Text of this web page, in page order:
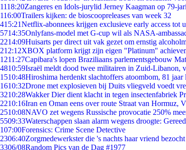
1118:20Zangeres en Idols-jurylid Jerney Kaagman op 79-
116:00Trailers kijken: de bioscoopreleases van week 32
415:21Netflix-abonnees krijgen exclusieve early access tot
5714:35Onlyfans-model met G-cup wil als NASA-
2214:09Huisarts per direct uit vak gezet om ernstig
212:12XBOX platform krijgt zijn eigen "Platinum"
1211:27Capibara's lopen Braziliaans parlementsgebouw
4810:59Israël meldt dood twee militairen in Zuid-Libanon,
1510:48Hiroshima herdenkt slachtoffers atoombom, 81 jaar
1610:32Drone met explosieven bij Duits vliegveld voedt
3210:28Wakker Dier dient klacht in tegen insectenfabriek
2210:16Iran en Oman eens over route Straat van Hormuz,
2510:08NAVO zet wegens Russische provocatie 250%
5509:33Waterschappen slaan alarm wegens droogte:
107:00Forensics: Crime Scene Detective
2306:40Zorgmedewerkster die 's nachts haar vriend
3306/08Random Pics van de Dag #1977